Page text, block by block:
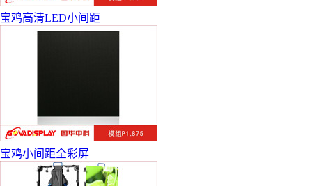
宝鸡高清LED小间距
宝鸡小间距全彩屏